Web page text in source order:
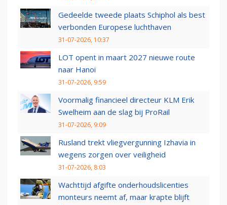
Gedeelde tweede plaats Schiphol als best
verbonden Europese luchthaven
31-07-2026, 10:37
LOT opent in maart 2027 nieuwe route
naar Hanoi
31-07-2026, 9:59
Voormalig financieel directeur KLM Erik
Swelheim aan de slag bij ProRail
31-07-2026, 9:09
Rusland trekt vliegvergunning Izhavia in
wegens zorgen over veiligheid
31-07-2026, 8:03
Wachttijd afgifte onderhoudslicenties
monteurs neemt af, maar krapte blijft